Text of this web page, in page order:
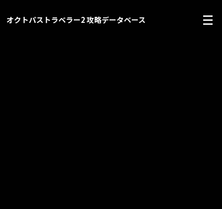
オクトパストラベラー2 攻略データベース